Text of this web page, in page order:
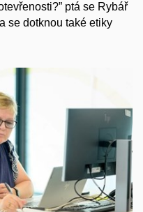
ptá se Rybář
se dotknou také etiky